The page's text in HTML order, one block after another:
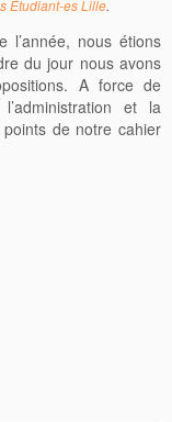
Étudiant-es Lille.
l’année, nous étions
du jour nous avons
A force de
et la
de notre cahier